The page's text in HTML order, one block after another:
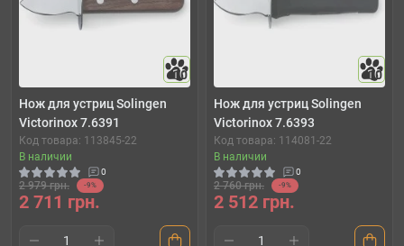
10
Нож для устриц Solingen
Victorinox 7.6391
Код товара: 113845-22
В наличии
0
2 979 грн. -9%
2 711 грн.
10
Нож для устриц Solingen
Victorinox 7.6393
Код товара: 114081-22
В наличии
0
2 760 грн. -9%
2 512 грн.